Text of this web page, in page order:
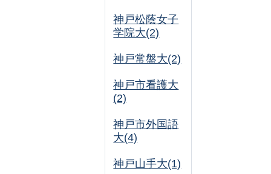
神戸松蔭女子
学院大(2)
神戸常盤大(2)
神戸市看護大
(2)
神戸市外国語
大(4)
神戸山手大(1)